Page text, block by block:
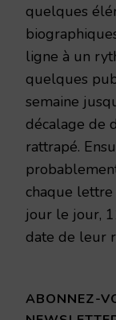
quelques
ligne à un
quelques
semaine
décalage de
rattrapé.
chaque
jour le jour,
date de leur
ABONNEZ-